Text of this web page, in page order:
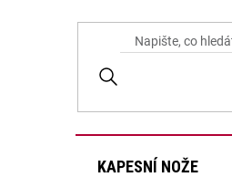
KAPESNÍ NOŽE